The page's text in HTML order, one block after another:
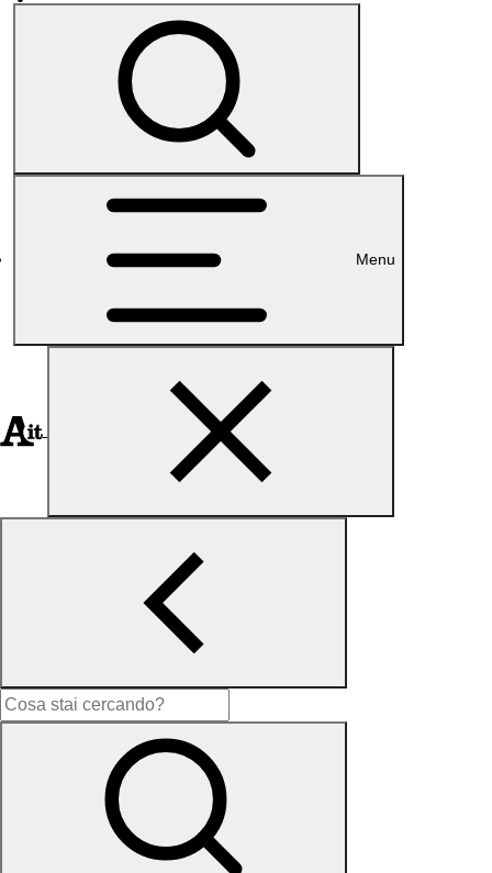
Menu